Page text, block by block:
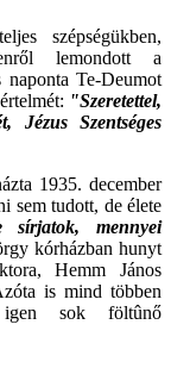
szépségükben,
lemondott a
Te-Deumot
"Szeretettel,
Jézus Szentséges
1935. december
sem tudott, de élete
sírjatok, mennyei
kórházban hunyt
Hemm János
is mind többen
sok föltûnő